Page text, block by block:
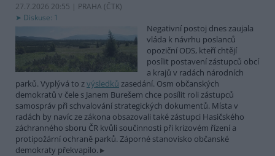
27.7.2026 20:55 | PRAHA (ČTK)
Diskuse: 1
Negativní postoj dnes zaujala
vláda k návrhu poslanců
opoziční ODS, kteří chtějí
posílit postavení zástupců obcí
a krajů v radách národních
parků. Vyplývá to zvýsledků zasedání. Osm občanských
demokratů v čele s Janem Burešem chce posílit roli zástupců
samospráv při schvalování strategických dokumentů. Místa v
radách by navíc ze zákona obsazovali také zástupci Hasičského
záchranného sboru ČR kvůli součinnosti při krizovém řízení a
protipožární ochraně parků. Záporné stanovisko občanské
demokraty překvapilo.